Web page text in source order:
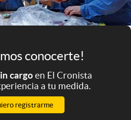
conocerte!
cargoen El Cronista
a tu medida.
registrarme